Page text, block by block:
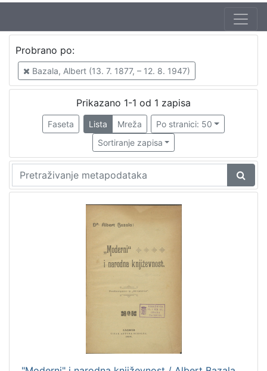
Probrano po:
Bazala, Albert (13. 7. 1877, – 12. 8. 1947)
Prikazano 1-1 od 1 zapisa
Faseta Lista Mreža
Po stranici: 50
Sortiranje zapisa